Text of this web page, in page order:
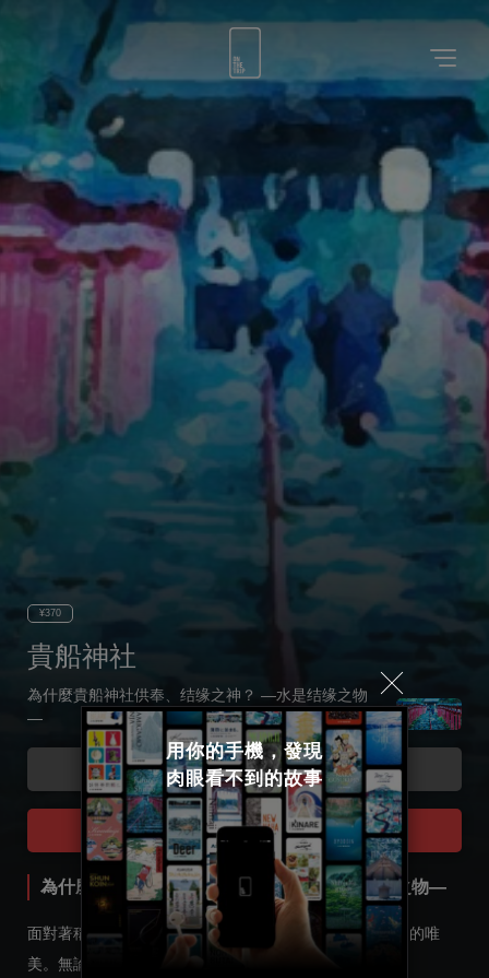
¥370
貴船神社
為什麼貴船神社供奉、结缘之神？ —水是结缘之物
—
Code
Tour Start
用你的手機，發現
肉眼看不到的故事
為什麼貴船神社供奉、结缘之神？ —水是结缘之物—
面對著稱作神的存在，人們心無旁騖地祈願的姿態，非常的唯
美。無論是在世界的任何地方都是如此。
Select language
日本語
English